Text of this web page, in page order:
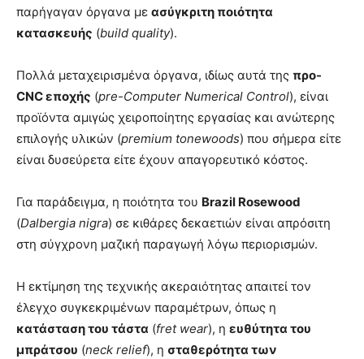
παρήγαγαν όργανα με ασύγκριτη ποιότητα
κατασκευής (build quality).
Πολλά μεταχειρισμένα όργανα, ιδίως αυτά της προ-
CNC εποχής (pre-Computer Numerical Control), είναι
προϊόντα αμιγώς χειροποίητης εργασίας και ανώτερης
επιλογής υλικών (premium tonewoods) που σήμερα είτε
είναι δυσεύρετα είτε έχουν απαγορευτικό κόστος.
Για παράδειγμα, η ποιότητα του Brazil Rosewood
(Dalbergia nigra) σε κιθάρες δεκαετιών είναι απρόσιτη
στη σύγχρονη μαζική παραγωγή λόγω περιορισμών.
Η εκτίμηση της τεχνικής ακεραιότητας απαιτεί τον
έλεγχο συγκεκριμένων παραμέτρων, όπως η
κατάσταση του τάστα (fret wear), η ευθύτητα του
μπράτσου (neck relief), η σταθερότητα των